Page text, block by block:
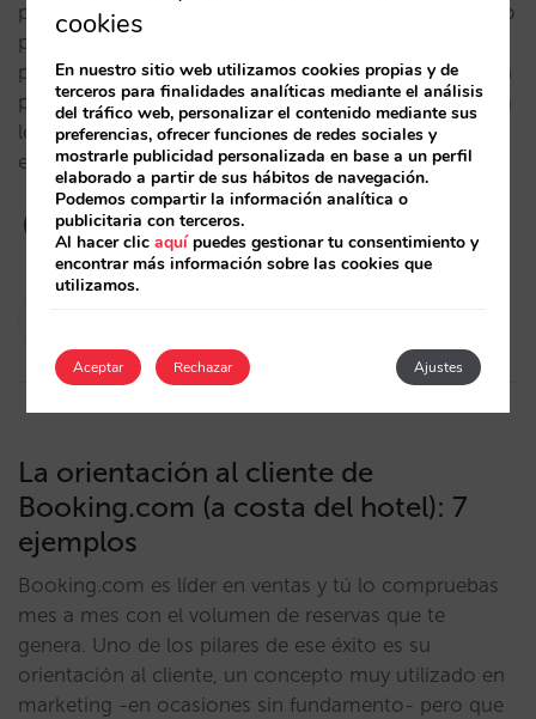
paridad de precios. No tanto porque no quieran, sino
por lo difícil de su control, dada la multiplicación de
puntos finales de venta gracias a la tecnología. Actúa
para evitarlo o los metabuscadores lo proclamarán a
los cuatro vientos. Disparidades de PVP siempre han
existido, antes…
2
La orientación al cliente de
Booking.com (a costa del hotel): 7
ejemplos
Booking.com es líder en ventas y tú lo compruebas
mes a mes con el volumen de reservas que te
genera. Uno de los pilares de ese éxito es su
orientación al cliente, un concepto muy utilizado en
marketing -en ocasiones sin fundamento- pero que
cookies
En nuestro sitio web utilizamos cookies propias y de
terceros para finalidades analíticas mediante el análisis
del tráfico web, personalizar el contenido mediante sus
preferencias, ofrecer funciones de redes sociales y
mostrarle publicidad personalizada en base a un perfil
elaborado a partir de sus hábitos de navegación.
Podemos compartir la información analítica o
publicitaria con terceros.
Al hacer clicaquípuedes gestionar tu consentimiento y
encontrar más información sobre las cookies que
utilizamos.
Aceptar Ajustes
Rechazar